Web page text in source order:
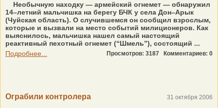
Необычную находку — армейский огнемет — обнаружил
14–летний мальчишка на берегу БЧК у села Дон–Арык
(Чуйская область). О случившемся он сообщил взрослым,
которые и вызвали на место событий милиционеров. Как
выяснилось, мальчишка нашел самый настоящий
реактивный пехотный огнемет (“Шмель”), состоящий ...
Подробнее...
Просмотров: 3187 Комментариев: 0
Ограбили контролера 31 октября 2006